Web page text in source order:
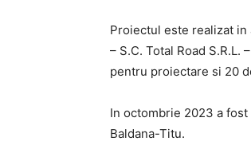
Proiectul este realizat in
– S.C. Total Road
pentru proiectare si 20
In octombrie 2023 a
Baldana-Titu.